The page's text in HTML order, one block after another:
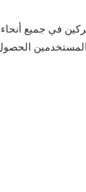
في جميع أنحاء
المستخدمين